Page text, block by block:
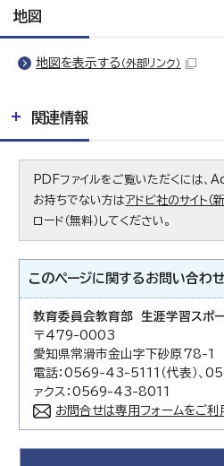
地図
地図を表示する （外部リンク）
関連情報
PDFファイルをご覧いただくには、
お持ちでない方はアドビ社のサイト（
ロード（無料）してください。
このページに関する お問い合わせ
教育委員会教育部 生涯学習スポ
〒479-0003
愛知県常滑市金山字下砂原78-1
電話：0569-43-5111（代表）、
ァクス：0569-43-8011
お問合せは専用フォームをご利